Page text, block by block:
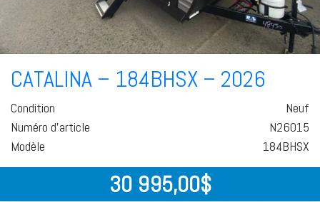
CATALINA – 184BHSX – 2026
Condition
Neuf
Numéro d'article
N26015
Modèle
184BHSX
30 995,00$